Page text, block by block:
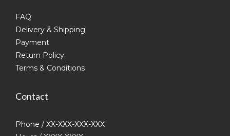
FAQ
Delivery & Shipping
Payment
Return Policy
Terms & Conditions
Contact
Phone / XX-XXX-XXX-XXX